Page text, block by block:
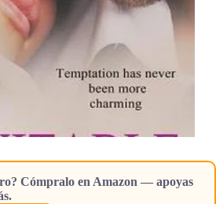
Cómpralo en Amazon — apoyas